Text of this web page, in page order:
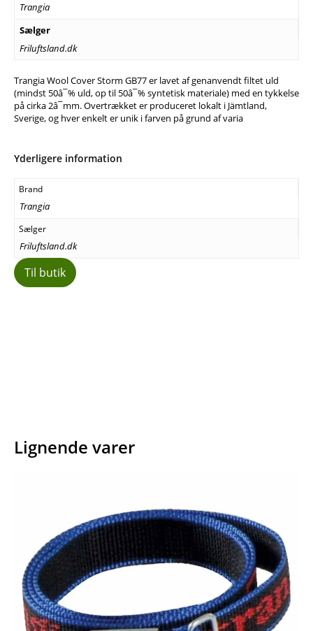
Trangia
Sælger
Friluftsland.dk
Trangia Wool Cover Storm GB77 er lavet af genanvendt filtet uld
(mindst 50â¯% uld, op til 50â¯% syntetisk materiale) med en tykkelse
på cirka 2â¯mm. Overtrækket er produceret lokalt i Jämtland,
Sverige, og hver enkelt er unik i farven på grund af varia
Yderligere information
Brand
Trangia
Sælger
Friluftsland.dk
Til butik
Lignende varer